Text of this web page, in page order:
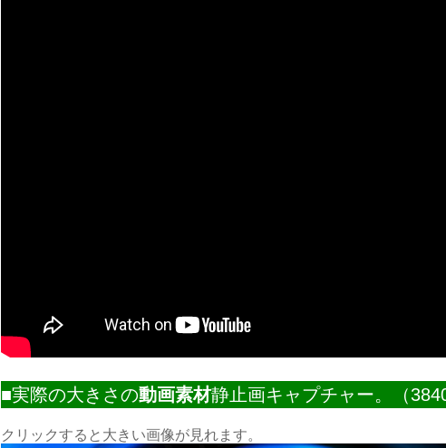
■実際の大きさの動画素材静止画キャプチャー。（
クリックすると大きい画像が見れます。